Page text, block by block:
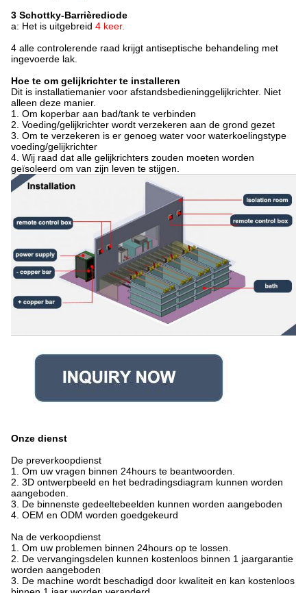
3 Schottky-Barrièrediode
a: Het is uitgebreid 4 keer.
4 alle controlerende raad krijgt antiseptische behandeling met
ingevoerde lak.
Hoe te om gelijkrichter te installeren
Dit is installatiemanier voor afstandsbedieninggelijkrichter. Niet
alleen deze manier.
1. Om koperbar aan bad/tank te verbinden
2. Voeding/gelijkrichter wordt verzekeren aan de grond gezet
3. Om te verzekeren is er genoeg water voor waterkoelingstype
voeding/gelijkrichter
4. Wij raad dat alle gelijkrichters zouden moeten worden
geïsoleerd om van zijn leven te stijgen.
Onze dienst
De preverkoopdienst
1. Om uw vragen binnen 24hours te beantwoorden.
2. 3D ontwerpbeeld en het bedradingsdiagram kunnen worden
aangeboden.
3. De binnenste gedeeltebeelden kunnen worden aangeboden
4. OEM en ODM worden goedgekeurd
Na de verkoopdienst
1. Om uw problemen binnen 24hours op te lossen.
2. De vervangingsdelen kunnen kostenloos binnen 1 jaargarantie
worden aangeboden
3. De machine wordt beschadigd door kwaliteit en kan kostenloos